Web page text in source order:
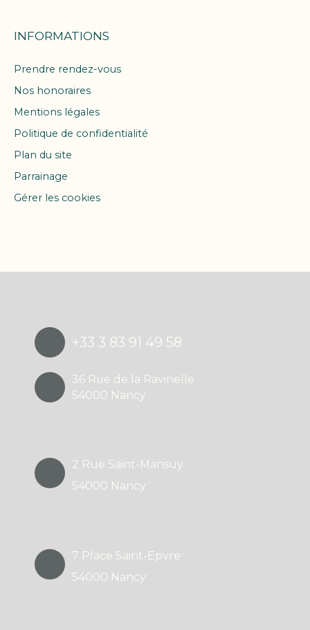
INFORMATIONS
Prendre rendez-vous
Nos honoraires
Mentions légales
Politique de confidentialité
Plan du site
Parrainage
Gérer les cookies
+33 3 83 91 49 58
36 Rue de la Ravinelle
54000 Nancy
2 Rue Saint-Mansuy
54000 Nancy
7 Place Saint-Epvre
54000 Nancy